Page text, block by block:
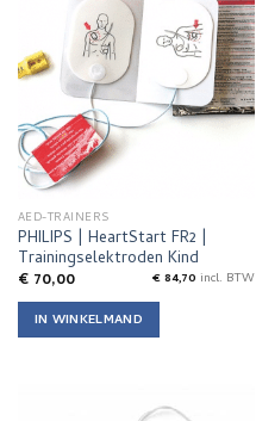
AED-TRAINERS
PHILIPS | HeartStart FR2 |
Trainingselektroden Kind
€70,00 €84,70 incl. BTW
IN WINKELMAND